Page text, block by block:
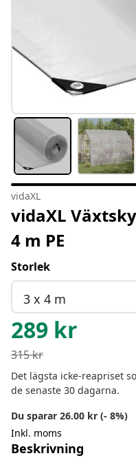
vidaXL
vidaXL
4 m PE
Storlek
3 x 4 m
289 kr
315kr
Det lägsta icke-reapriset
de senaste 30 dagarna.
Du sparar 26.00 kr (- 8%)
Inkl. moms
Beskrivning